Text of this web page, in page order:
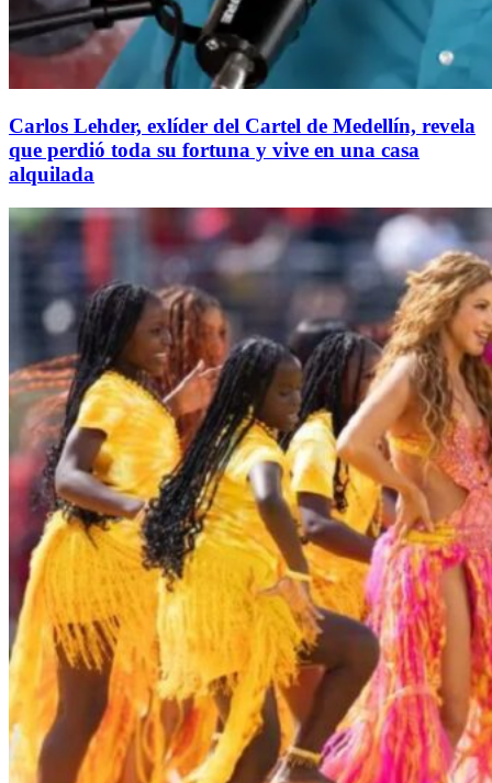
Carlos Lehder, exlíder del Cartel de Medellín, revela
que perdió toda su fortuna y vive en una casa
alquilada